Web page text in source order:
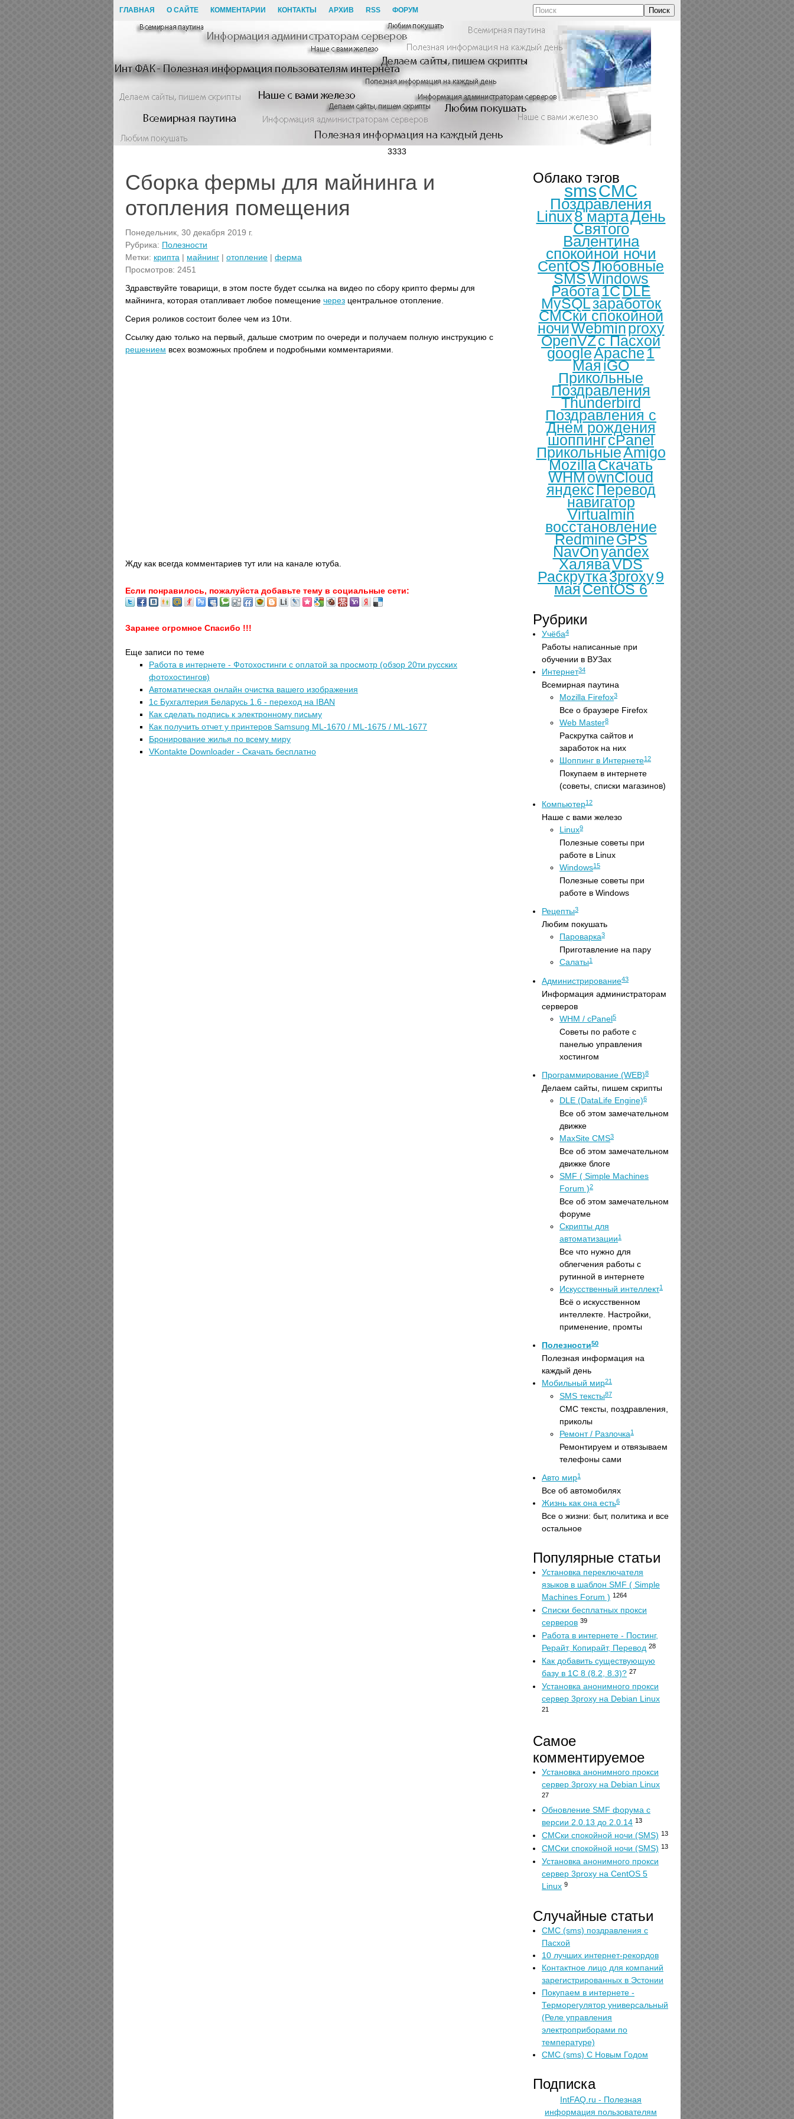
ГЛАВНАЯ О САЙТЕ КОММЕНТАРИИ КОНТАКТЫ АРХИВ RSS ФОРУМ Поиск
3333
Сборка фермы для майнинга и
отопления помещения
Понедельник, 30 декабря 2019 г.
Рубрика: Полезности
Метки: крипта | майнинг | отопление | ферма
Просмотров: 2451
Здравствуйте товарищи, в этом посте будет ссылка на видео по сбору крипто фермы для
майнинга, которая отапливает любое помещение через центральное отопление.
Серия роликов состоит более чем из 10ти.
Ссылку даю только на первый, дальше смотрим по очереди и получаем полную инструкцию с
решением всех возможных проблем и подробными комментариями.
Жду как всегда комментариев тут или на канале ютуба.
Если понравилось, пожалуйста добавьте тему в социальные сети:
Заранее огромное Спасибо !!!
Еще записи по теме
Работа в интернете - Фотохостинги с оплатой за просмотр (обзор 20ти русских
фотохостингов)
Автоматическая онлайн очистка вашего изображения
1с Бухгалтерия Беларусь 1.6 - переход на IBAN
Как сделать подпись к электронному письму
Как получить отчет у принтеров Samsung ML-1670 / ML-1675 / ML-1677
Бронирование жилья по всему миру
VKontakte Downloader - Скачать бесплатно
Облако тэгов
smsСМС
Поздравления
Linux8 мартаДень
Святого
Валентина
спокойной ночи
CentOSЛюбовные
SMSWindows
Работа1СDLE
MySQLзаработок
СМСки спокойной
ночиWebminproxy
OpenVZс Пасхой
googleApache1
МаяiGO
Прикольные
Поздравления
Thunderbird
Поздравления с
Днем рождения
шоппингcPanel
ПрикольныеAmigo
MozillaСкачать
WHMownCloud
яндексПеревод
навигатор
Virtualmin
восстановление
RedmineGPS
NavOnyandex
ХаляваVDS
Раскрутка3proxy9
маяCentOS 6
Рубрики
Учёба4
Работы написанные при
обучении в ВУЗах
Интернет34
Всемирная паутина
Mozilla Firefox3
Все о браузере Firefox
Web Master8
Раскрутка сайтов и
заработок на них
Шоппинг в Интернете12
Покупаем в интернете
(советы, списки магазинов)
Компьютер12
Наше с вами железо
Linux9
Полезные советы при
работе в Linux
Windows15
Полезные советы при
работе в Windows
Рецепты3
Любим покушать
Пароварка3
Приготавление на пару
Салаты1
Администрирование43
Информация администраторам
серверов
WHM / cPanel5
Советы по работе с
панелью управления
хостингом
Программирование (WEB)8
Делаем сайты, пишем скрипты
DLE (DataLife Engine)6
Все об этом замечательном
движке
MaxSite CMS3
Все об этом замечательном
движке блоге
SMF ( Simple Machines
Forum )2
Все об этом замечательном
форуме
Скрипты для
автоматизации1
Все что нужно для
облегчения работы с
рутинной в интернете
Искусственный интеллект1
Всё о искусственном
интеллекте. Настройки,
применение, промты
Полезности50
Полезная информация на
каждый день
Мобильный мир21
SMS тексты87
СМС тексты, поздравления,
приколы
Ремонт / Разлочка1
Ремонтируем и отвязываем
телефоны сами
Авто мир1
Все об автомобилях
Жизнь как она есть6
Все о жизни: быт, политика и все
остальное
Популярные статьи
Установка переключателя
языков в шаблон SMF ( Simple
Machines Forum ) 1264
Списки бесплатных прокси
серверов 39
Работа в интернете - Постинг,
Рерайт, Копирайт, Перевод 28
Как добавить существующую
базу в 1С 8 (8.2, 8.3)? 27
Установка анонимного прокси
сервер 3proxy на Debian Linux
21
Самое
комментируемое
Установка анонимного прокси
сервер 3proxy на Debian Linux
27
Обновление SMF форума с
версии 2.0.13 до 2.0.14 13
СМСки спокойной ночи (SMS) 13
СМСки спокойной ночи (SMS) 13
Установка анонимного прокси
сервер 3proxy на CentOS 5
Linux 9
Случайные статьи
СМС (sms) поздравления с
Пасхой
10 лучших интернет-рекордов
Контактное лицо для компаний
зарегистрированных в Эстонии
Покупаем в интернете -
Терморегулятор универсальный
(Реле управления
электроприборами по
температуре)
СМС (sms) С Новым Годом
Подписка
IntFAQ.ru - Полезная
информация пользователям